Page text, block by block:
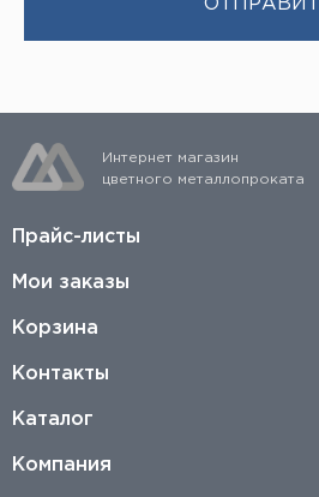
Интернет магазин
цветного металлопроката
Прайс-листы
Мои заказы
Корзина
Контакты
Каталог
Компания